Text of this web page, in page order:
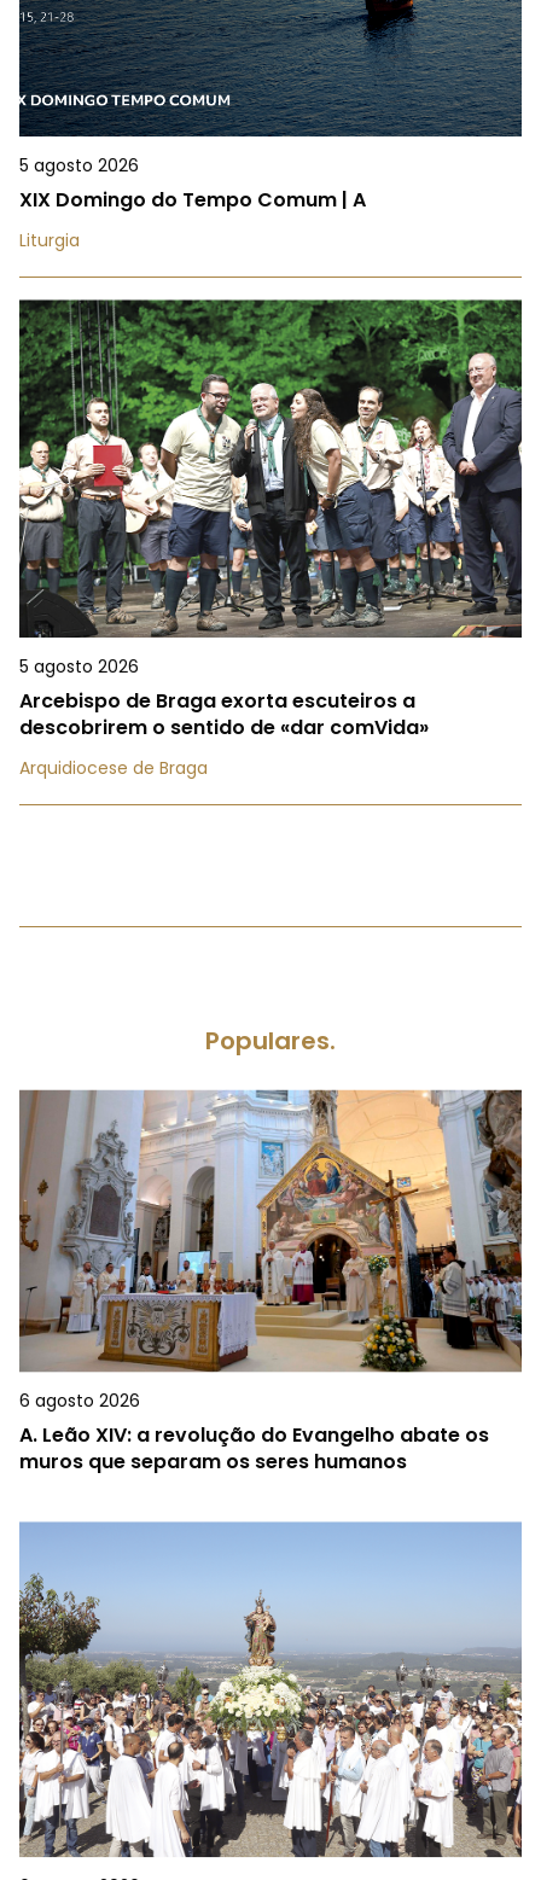
5 agosto 2026
XIX Domingo do Tempo Comum | A
Liturgia
5 agosto 2026
Arcebispo de Braga exorta escuteiros a
descobrirem o sentido de «dar comVida»
Arquidiocese de Braga
Populares.
6 agosto 2026
A. Leão XIV: a revolução do Evangelho abate os
muros que separam os seres humanos